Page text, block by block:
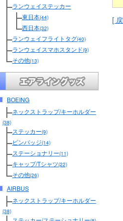
ランウェイステッカー
東日本(44)
西日本(32)
ランウェイフライトタグ(40)
ランウェイスマホスタンド(9)
その他(13)
BOEING
ネックストラップ/キーホルダー
(38)
ステッカー(9)
ピンバッジ(14)
ステーショナリー(11)
キャップ/Tシャツ(22)
その他(26)
AIRBUS
ネックストラップ/キーホルダー
(38)
[